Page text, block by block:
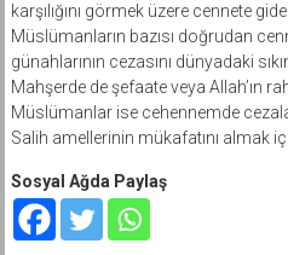
karşılığını görmek üzere cennete
Müslümanların bazısı doğrudan
günahlarının cezasını dünyadaki
Mahşerde de şefaate veya Allah’ın
Müslümanlar ise cehennemde
Salih amellerinin mükafatını almak
Sosyal Ağda Paylaş